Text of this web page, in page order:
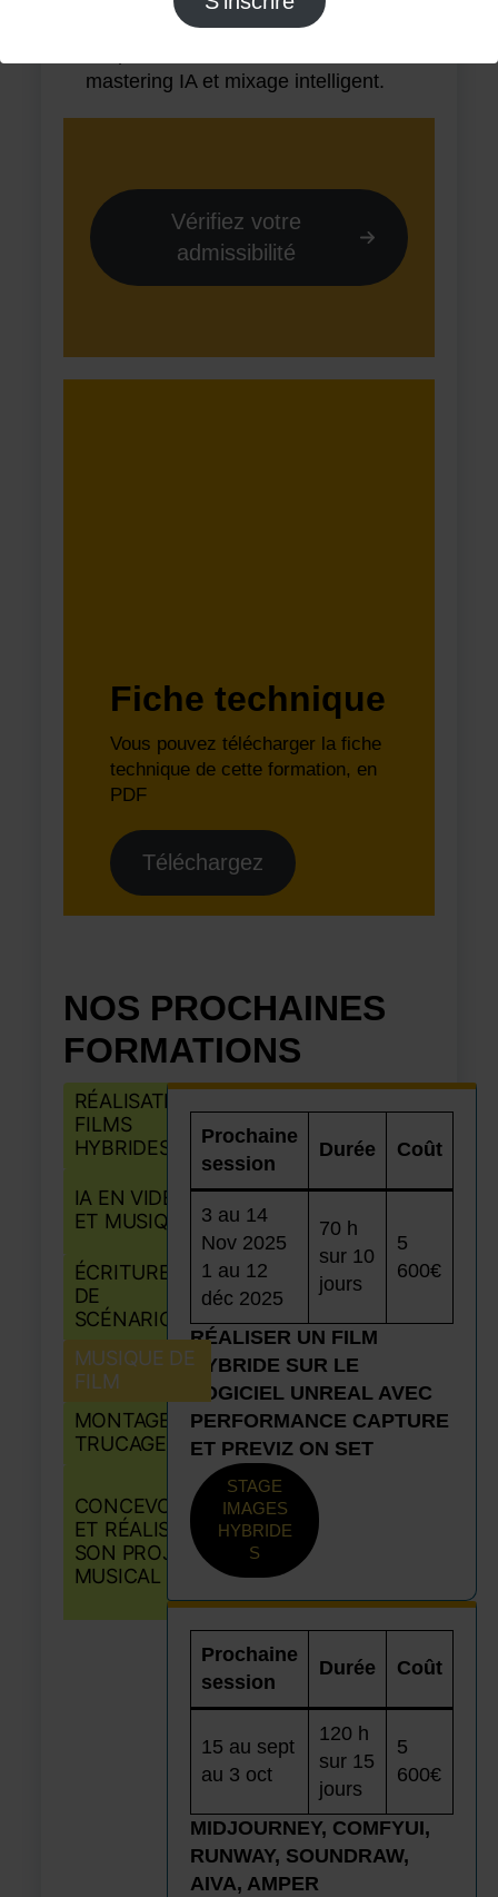
mastering IA et mixage intelligent.
Vérifiez votre
admissibilité
Fiche technique
Vous pouvez télécharger la fiche
technique de cette formation, en
PDF
Téléchargez
NOS PROCHAINES
FORMATIONS
RÉALISATION
FILMS
HYBRIDES
IA EN VIDÉO
ET MUSIQUE
ÉCRITURE
DE
SCÉNARIO
MUSIQUE DE
FILM
MONTAGE
TRUCAGE
CONCEVOIR
ET RÉALISER
SON PROJET
MUSICAL
Prochaine
session
Durée Coût
3 au 14
Nov 2025
1 au 12
déc 2025
70 h
sur 10
jours
5
600€
RÉALISER UN FILM
HYBRIDE SUR LE
LOGICIEL UNREAL AVEC
PERFORMANCE CAPTURE
ET PREVIZ ON SET
STAGE
IMAGES
HYBRIDE
S
Prochaine
session
Durée Coût
15 au sept
au 3 oct
120 h
sur 15
jours
5
600€
MIDJOURNEY, COMFYUI,
RUNWAY, SOUNDRAW,
AIVA, AMPER